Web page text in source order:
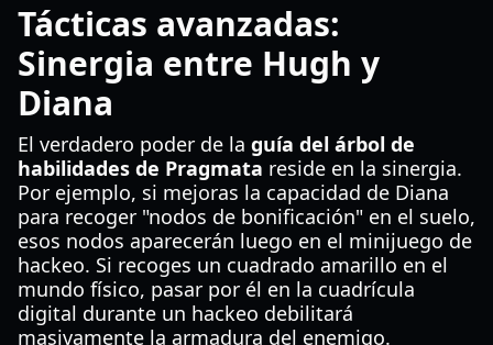
Tácticas avanzadas:
Sinergia entre Hugh y
Diana
El verdadero poder de la guía del árbol de
habilidades de Pragmata reside en la sinergia.
Por ejemplo, si mejoras la capacidad de Diana
para recoger "nodos de bonificación" en el suelo,
esos nodos aparecerán luego en el minijuego de
hackeo. Si recoges un cuadrado amarillo en el
mundo físico, pasar por él en la cuadrícula
digital durante un hackeo debilitará
masivamente la armadura del enemigo.